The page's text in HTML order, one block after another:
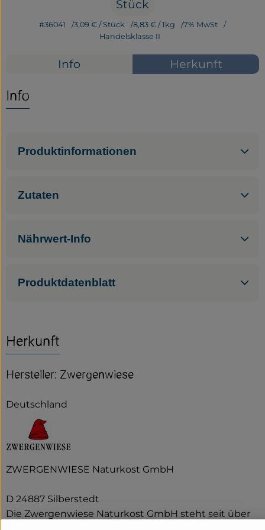
Service
Stück
#36041 3,09 € / Stück 8,83 € / 1kg
7% MwSt
Handelsklasse II
Info Herkunft
Info
Produktinformationen
Zutaten
Nährwert-Info
Produktdatenblatt
Herkunft
Hersteller: Zwergenwiese
Deutschland
ZWERGENWIESE Naturkost GmbH
D 24887 Silberstedt
Die Zwergenwiese Naturkost GmbH steht seit über